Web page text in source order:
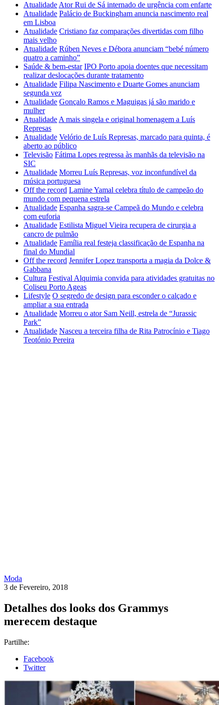
Atualidade Ator Rui de Sá internado de urgência com enfarte
Atualidade Palácio de Buckingham anuncia nascimento real
em Lisboa
Atualidade Cristiano faz comparações divertidas com filho
mais velho
Atualidade Rúben Neves e Débora anunciam “bebé número
quatro a caminho”
Saúde & bem-estar IPO Porto apoia doentes que necessitam
realizar deslocações durante tratamento
Atualidade Filipa Nascimento e Duarte Gomes anunciam
segunda vez
Atualidade Gonçalo Ramos e Maguigas já são marido e
mulher
Atualidade A mais singela e original homenagem a Luís
Represas
Atualidade Velório de Luís Represas, marcado para quinta, é
aberto ao público
Televisão Fátima Lopes regressa às manhãs da televisão na
SIC
Atualidade Morreu Luís Represas, voz inconfundível da
música portuguesa
Off the record Lamine Yamal celebra título de campeão do
mundo com pequena estrela
Atualidade Espanha sagra-se Campeã do Mundo e celebra
com euforia
Atualidade Estilista Miguel Vieira recupera de cirurgia a
cancro de pulmão
Atualidade Família real festeja classificação de Espanha na
final do Mundial
Off the record Jennifer Lopez transporta a magia da Dolce &
Gabbana
Cultura Festival Alquimia convida para atividades gratuitas no
Coliseu Porto Ageas
Lifestyle O segredo de design para esconder o calçado e
ampliar a sua entrada
Atualidade Morreu o ator Sam Neill, estrela de “Jurassic
Park”
Atualidade Nasceu a terceira filha de Rita Patrocínio e Tiago
Teotónio Pereira
Moda
3 de Fevereiro, 2018
Detalhes dos looks dos Grammys
merecem destaque
Partilhe:
Facebook
Twitter